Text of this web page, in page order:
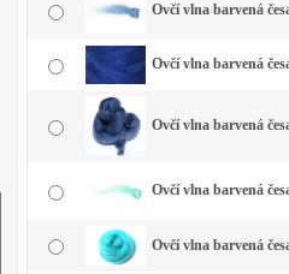
Ovčí vlna barvená
Ovčí vlna barvená
Ovčí vlna barvená
Ovčí vlna barvená
Ovčí vlna barvená